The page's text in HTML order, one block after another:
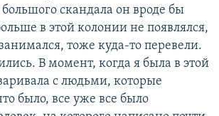
скандала он вроде бы
в этой колонии не появлялся,
тоже куда-то перевели.
В момент, когда я была в этой
с людьми, которые
было, все уже все было